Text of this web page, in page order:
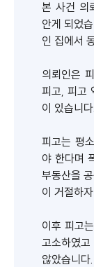
본 사건 의
안게 되었
인 집에서
의뢰인은
피고, 피고
이 있습니다.
피고는 평
야 한다며
부동산을
이 거절하
이후 피고
고소하였
않았습니다.